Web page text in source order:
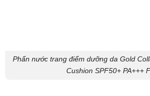
Phấn nước trang điểm dưỡng da Gold
Cushion SPF50+ PA+++